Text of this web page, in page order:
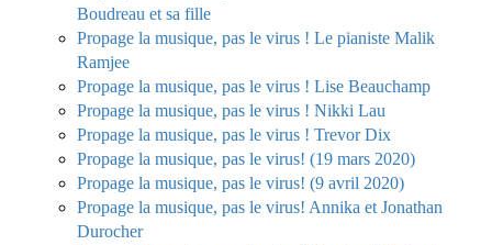
Boudreau et sa fille
Propage la musique, pas le virus ! Le pianiste Malik
Ramjee
Propage la musique, pas le virus ! Lise Beauchamp
Propage la musique, pas le virus ! Nikki Lau
Propage la musique, pas le virus ! Trevor Dix
Propage la musique, pas le virus! (19 mars 2020)
Propage la musique, pas le virus! (9 avril 2020)
Propage la musique, pas le virus! Annika et Jonathan
Durocher